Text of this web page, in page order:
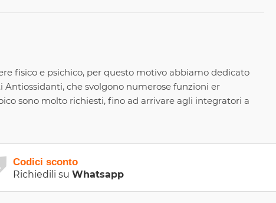
fisico e psichico, per questo motivo abbiamo dedicato
che svolgono numerose funzioni er
sono molto richiesti, fino ad arrivare agli integratori a
Codici sconto
Richiedili su Whatsapp